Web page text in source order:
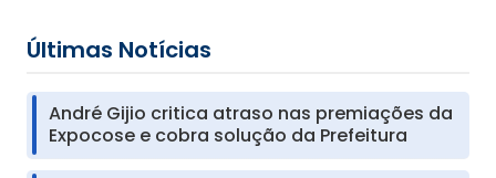
Últimas Notícias
André Gijio critica atraso nas premiações da
Expocose e cobra solução da Prefeitura